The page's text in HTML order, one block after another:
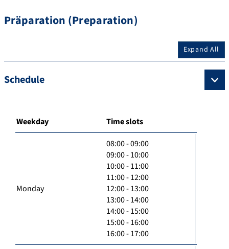
Präparation (Preparation)
Expand All
Schedule
Weekday Time slots
Monday
08:00 - 09:00
09:00 - 10:00
10:00 - 11:00
11:00 - 12:00
12:00 - 13:00
13:00 - 14:00
14:00 - 15:00
15:00 - 16:00
16:00 - 17:00